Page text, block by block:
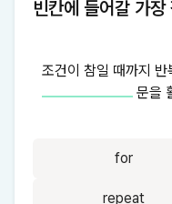
빈칸에 들어갈 가
조건이 참일 때까지
문을
for
repeat